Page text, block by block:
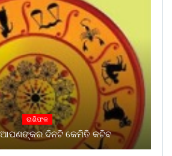
ରାଶିଫଳ
ଆପଣଙ୍କର ଦିନଟି କେମିତି କଟିବ